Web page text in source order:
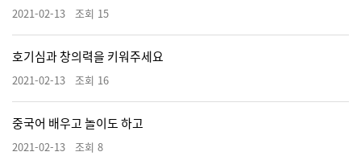
2021-02-13 조회 15
호기심과 창의력을 키워주세요
2021-02-13 조회 16
중국어 배우고 놀이도 하고
2021-02-13 조회 8